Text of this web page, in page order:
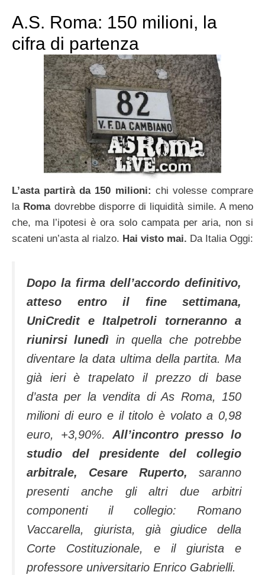
A.S. Roma: 150 milioni, la
cifra di partenza
L’asta partirà da 150 milioni: chi volesse comprare
la Roma dovrebbe disporre di liquidità simile. A meno
che, ma l’ipotesi è ora solo campata per aria, non si
scateni un’asta al rialzo. Hai visto mai. Da Italia Oggi:
Dopo la firma dell’accordo definitivo,
atteso entro il fine settimana,
UniCredit e Italpetroli torneranno a
riunirsi lunedì in quella che potrebbe
diventare la data ultima della partita. Ma
già ieri è trapelato il prezzo di base
d’asta per la vendita di As Roma, 150
milioni di euro e il titolo è volato a 0,98
euro, +3,90%.All’incontro presso lo
studio del presidente del collegio
arbitrale, Cesare Ruperto, saranno
presenti anche gli altri due arbitri
componenti il collegio: Romano
Vaccarella, giurista, già giudice della
Corte Costituzionale, e il giurista e
professore universitario Enrico Gabrielli.